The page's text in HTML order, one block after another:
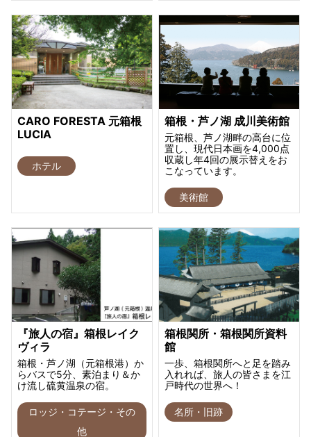
CARO FORESTA 元箱根
LUCIA
ホテル
箱根・芦ノ湖 成川美術館
元箱根、芦ノ湖畔の高台に位
置し、現代日本画を4,000点
収蔵し年4回の展示替えをお
こなっています。
美術館
『旅人の宿』箱根レイク
ヴィラ
箱根・芦ノ湖（元箱根港）か
らバスで5分、素泊まり＆か
け流し硫黄温泉の宿。
ロッジ・コテージ・その
他
箱根関所・箱根関所資料
館
一歩、箱根関所へと足を踏み
入れれば、旅人の皆さまを江
戸時代の世界へ！
名所・旧跡